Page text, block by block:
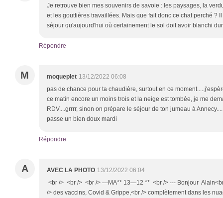
Je retrouve bien mes souvenirs de savoie : les paysages, la
et les gouttières travaillées. Mais que fait donc ce chat perché ?
séjour qu'aujourd'hui où certainement le sol doit avoir blanchi
Répondre
M moqueplet 13/12/2022 06:08
pas de chance pour ta chaudière, surtout en ce
ce matin encore un moins trois et la neige est tombée, je me
RDV....grrrr, sinon on prépare le séjour de ton jumeau à
passe un bien doux mardi
Répondre
A AVEC LA PHOTO 13/12/2022 06:04
<br /> <br /> <br /> ---MA** 13—12 ** <br /> --- Bonjour
/> des vaccins, Covid & Grippe,<br /> complètement dans les